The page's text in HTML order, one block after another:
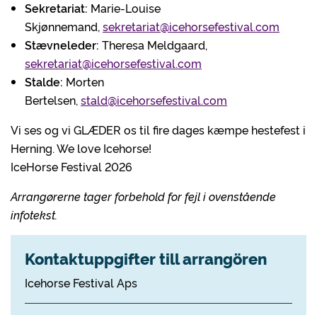
Sekretariat: Marie-Louise
Skjønnemand,sekretariat@icehorsefestival.com
Stævneleder: Theresa Meldgaard,
sekretariat@icehorsefestival.com
Stalde: Morten
Bertelsen,stald@icehorsefestival.com
Vi ses og vi GLÆDER os til fire dages kæmpe hestefest i
Herning. We love Icehorse!
IceHorse Festival 2026
Arrangørerne tager forbehold for fejl i ovenstående
infotekst.
Kontaktuppgifter till arrangören
Icehorse Festival Aps